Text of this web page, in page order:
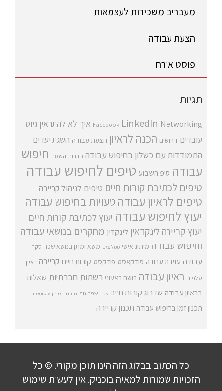
מעברים משכירות לעצמאות
הצעת עבודה
פוסט אורח
תגיות
Facebook LinkedIn Networking איך לא להתראין גיוס
עובדים דרושים הכנה לראיון הצעת עבודה השגת יעדים
התמודדות עם כשלון בחיפוש עבודה חברות השמה חיפוש
עבודה טיפ השבוע טיפים לחיפוש עבודה
טיפים לכתיבת קורות חיים טיפים לניהול קריירה
טיפים לראיון עבודהטעויות בחיפוש עבודה
יעוץ לחיפוש עבודה יעוץ לכתיבת קורות חיים
יעוץ קריירה לינקדאין לינקדין מחקרים בנושאי עבודה
וחיפוש עבודה מיתוג אישי ממליצים משא ומתן בנושא שכר סקר
עבודה עזיבת עבודה פודקאסט פודקסט קורות חיים קריירה ראיון
טלפוני ראיון עבודה רושם ראשוני רשתות חברתיות שאלות
בראיון עבודה שדרוג קורות חיים שכר שפת גוף תוכנות סינון אוטומטיות
תכנון זמן בחיפוש עבודה תכנון קריירה
כל הכתוב בבלוג הזה הינו תוכן מקורי. © כל
הזכויות שמורות למאיה בוכניק. אין לעשות שימוש